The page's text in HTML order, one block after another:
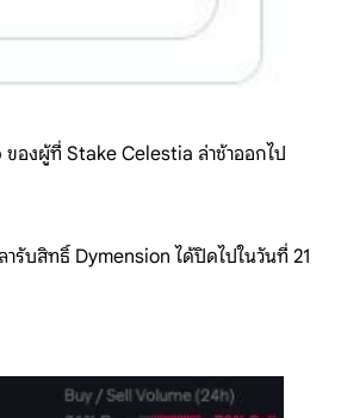
องผู้ที่ Stake Celestia ล่าช้าออกไป
รับสิทธิ์ Dymension ได้ปิดไปในวันที่ 21